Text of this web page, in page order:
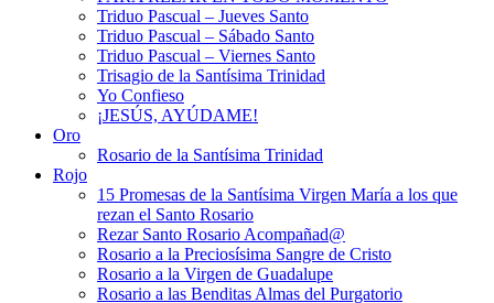
Triduo Pascual – Jueves Santo
Triduo Pascual – Sábado Santo
Triduo Pascual – Viernes Santo
Trisagio de la Santísima Trinidad
Yo Confieso
¡JESÚS, AYÚDAME!
Oro
Rosario de la Santísima Trinidad
Rojo
15 Promesas de la Santísima Virgen María a los que
rezan el Santo Rosario
Rezar Santo Rosario Acompañad@
Rosario a la Preciosísima Sangre de Cristo
Rosario a la Virgen de Guadalupe
Rosario a las Benditas Almas del Purgatorio